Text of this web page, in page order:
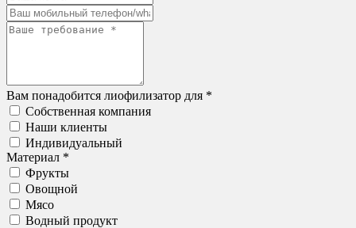
Вам понадобится лиофилизатор для *
Собственная компания
Наши клиенты
Индивидуальный
Материал *
Фрукты
Овощной
Мясо
Водный продукт